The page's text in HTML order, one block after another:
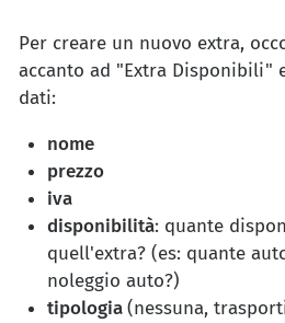
Per creare un nuovo extra,
accanto ad "Extra Disponibili"
dati:
nome
prezzo
iva
disponibilità: quante
quell'extra? (es: quante
noleggio auto?)
tipologia(nessuna,